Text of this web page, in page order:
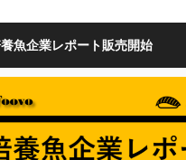
魚企業レポート販売開始